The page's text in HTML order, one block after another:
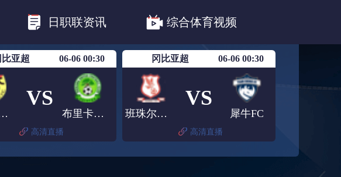
日职联资讯 综合体育视频
FC东京
比亚超 06-06 00:30
夫比科
VS
布里卡马联
高清直播
冈比亚超 06-06 00:30
班珠尔老鹰
VS
犀牛FC
高清直播